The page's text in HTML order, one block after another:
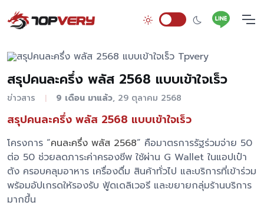
สรุปคนละครึ่ง พลัส 2568 แบบเข้าใจเร็ว
ข่าวสาร | 9 เดือน มาแล้ว, 29 ตุลาคม 2568
สรุปคนละครึ่ง พลัส 2568 แบบเข้าใจเร็ว
โครงการ “คนละครึ่ง พลัส 2568” คือมาตรการรัฐร่วมจ่าย 50
ต่อ 50 ช่วยลดภาระค่าครองชีพ ใช้ผ่าน G Wallet ในแอปเป๋า
ตัง ครอบคลุมอาหาร เครื่องดื่ม สินค้าทั่วไป และบริการที่เข้าร่วม
พร้อมอัปเกรดให้รองรับ ฟู้ดเดลิเวอรี และขยายกลุ่มร้านบริการ
มากขึ้น